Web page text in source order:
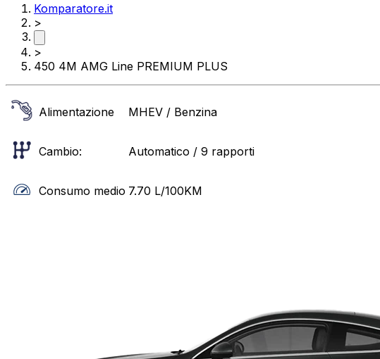
Komparatore.it
>
>
450 4M AMG Line PREMIUM PLUS
Alimentazione MHEV / Benzina
Cambio: Automatico / 9 rapporti
Consumo medio 7.70 L/100KM